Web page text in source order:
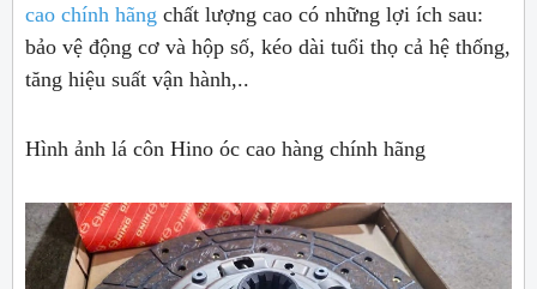
cao chính hãng chất lượng cao có những lợi ích sau:
bảo vệ động cơ và hộp số, kéo dài tuổi thọ cả hệ thống,
tăng hiệu suất vận hành,..
Hình ảnh lá côn Hino óc cao hàng chính hãng